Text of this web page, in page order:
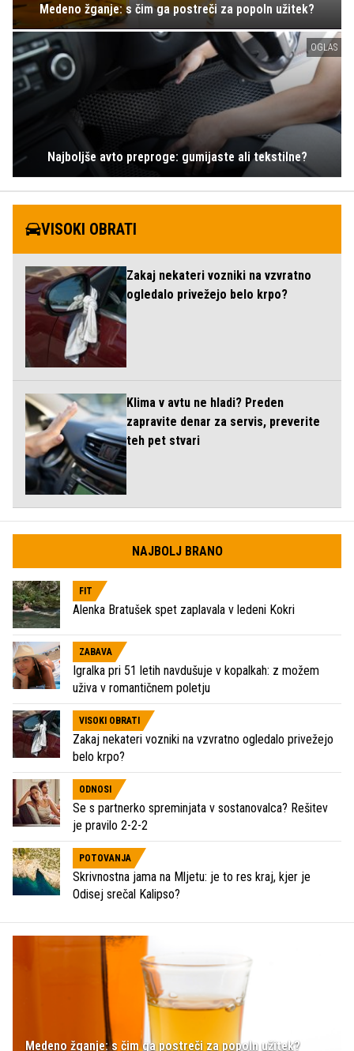
Medeno žganje: s čim ga postreči za popoln užitek?
OGLAS
Najboljše avto preproge: gumijaste ali tekstilne?
VISOKI OBRATI
Zakaj nekateri vozniki na vzvratno
ogledalo privežejo belo krpo?
Klima v avtu ne hladi? Preden
zapravite denar za servis, preverite
teh pet stvari
NAJBOLJ BRANO
FIT
Alenka Bratušek spet zaplavala v ledeni Kokri
ZABAVA
Igralka pri 51 letih navdušuje v kopalkah: z možem
uživa v romantičnem poletju
VISOKI OBRATI
Zakaj nekateri vozniki na vzvratno ogledalo privežejo
belo krpo?
ODNOSI
Se s partnerko spreminjata v sostanovalca? Rešitev
je pravilo 2-2-2
POTOVANJA
Skrivnostna jama na Mljetu: je to res kraj, kjer je
Odisej srečal Kalipso?
Medeno žganje: s čim ga postreči za popoln užitek?